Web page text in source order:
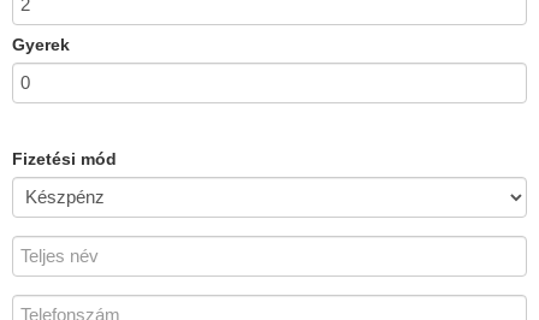
Gyerek
Fizetési mód